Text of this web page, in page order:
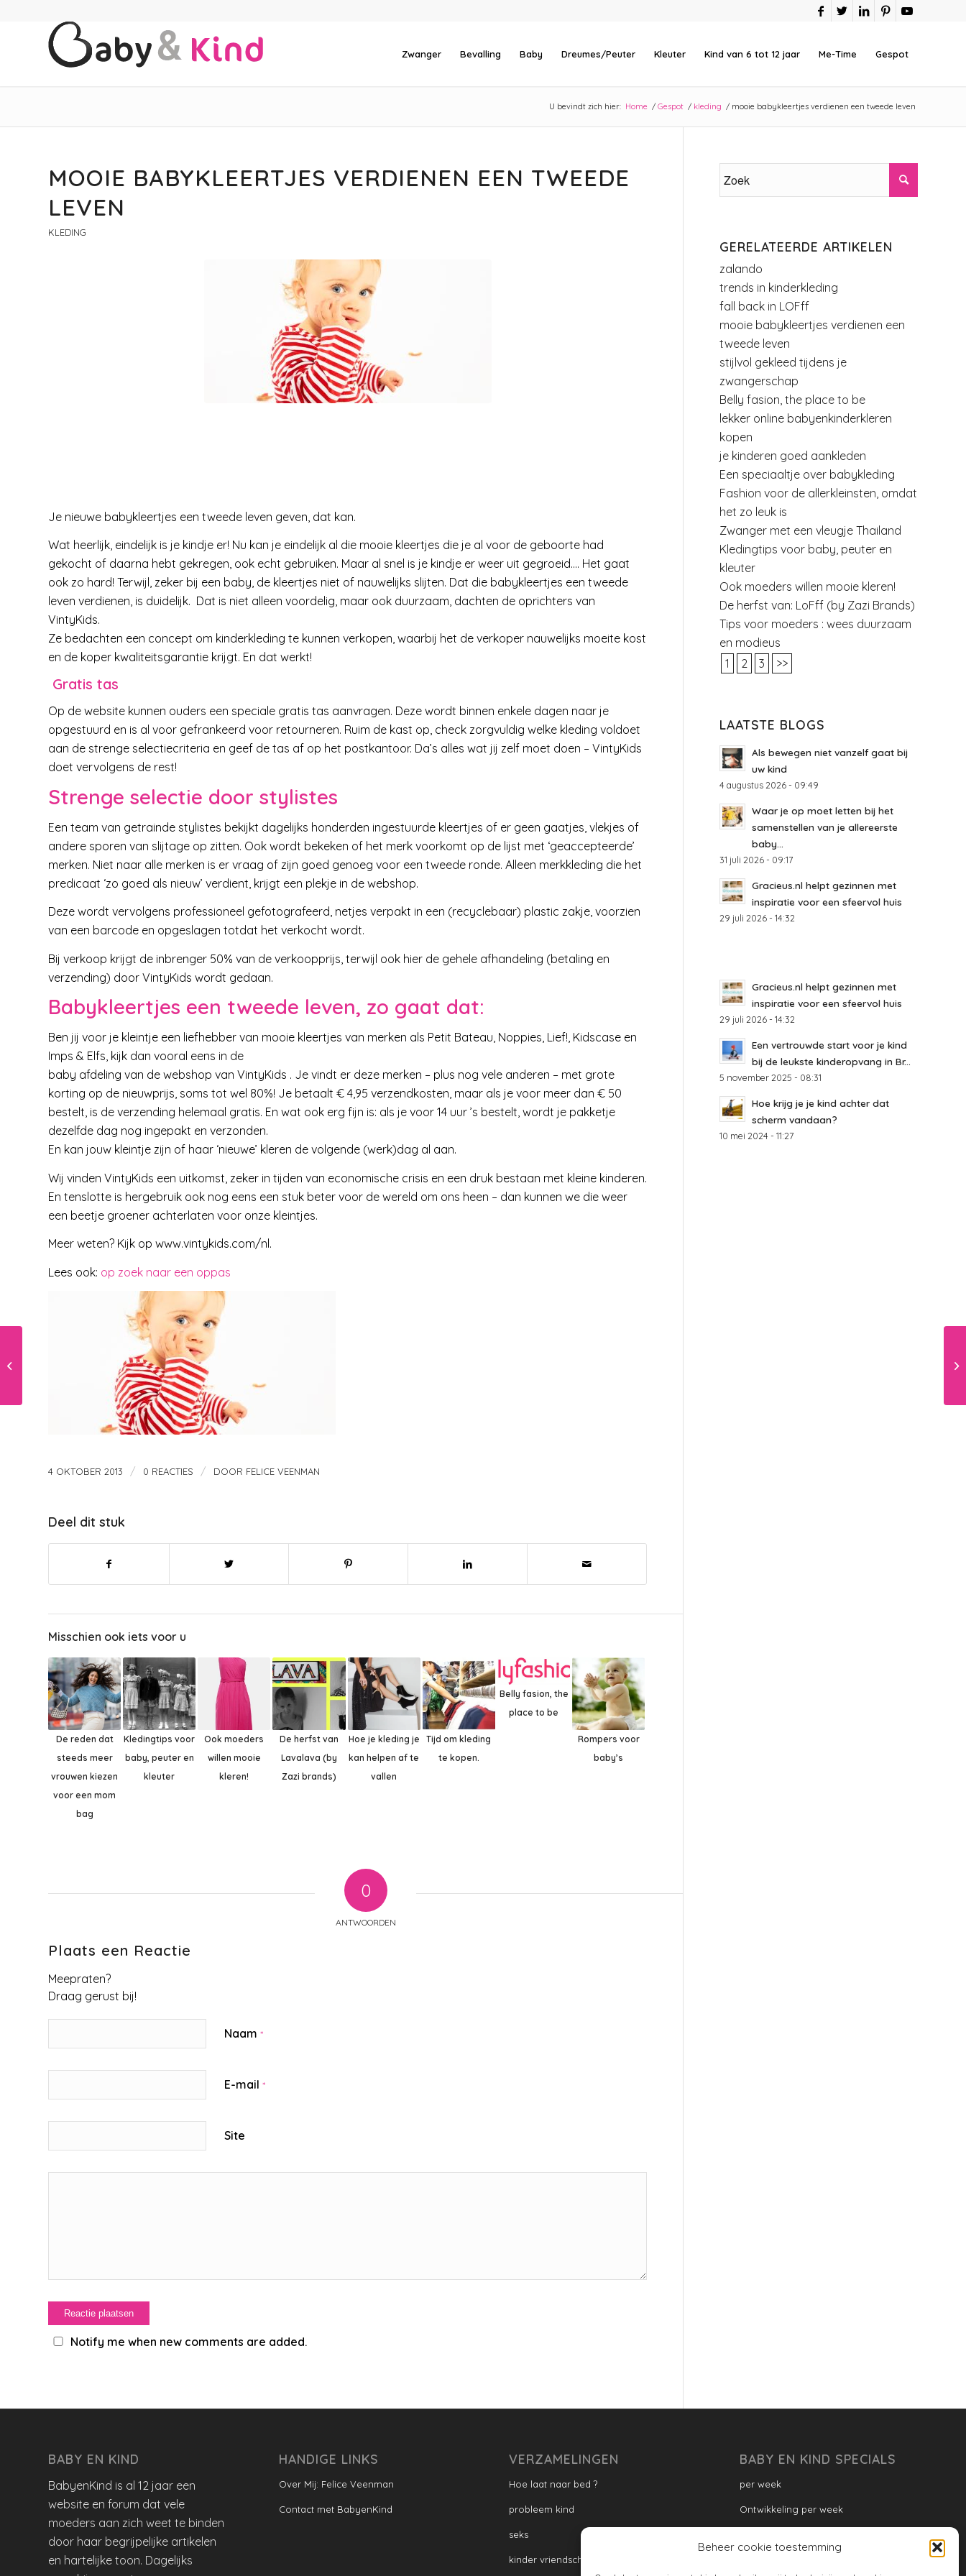
Beheer cookie toestemming
Zwanger Bevalling Baby Dreumes/Peuter Kleuter Kind van 6 tot 12 jaar Me-Time Gespot
U bevindt zich hier: Home / Gespot / kleding / mooie babykleertjes verdienen een tweede leven
MOOIE BABYKLEERTJES VERDIENEN EEN TWEEDE
LEVEN
KLEDING
Je nieuwe babykleertjes een tweede leven geven, dat kan.
Wat heerlijk, eindelijk is je kindje er! Nu kan je eindelijk al die mooie kleertjes die je al voor de geboorte had
gekocht of daarna hebt gekregen, ook echt gebruiken. Maar al snel is je kindje er weer uit gegroeid…. Het gaat
ook zo hard! Terwijl, zeker bij een baby, de kleertjes niet of nauwelijks slijten. Dat die babykleertjes een tweede
leven verdienen, is duidelijk. Dat is niet alleen voordelig, maar ook duurzaam, dachten de oprichters van
VintyKids.
Ze bedachten een concept om kinderkleding te kunnen verkopen, waarbij het de verkoper nauwelijks moeite kost
en de koper kwaliteitsgarantie krijgt. En dat werkt!
Gratis tas
Op de website kunnen ouders een speciale gratis tas aanvragen. Deze wordt binnen enkele dagen naar je
opgestuurd en is al voor gefrankeerd voor retourneren. Ruim de kast op, check zorgvuldig welke kleding voldoet
aan de strenge selectiecriteria en geef de tas af op het postkantoor. Da’s alles wat jij zelf moet doen – VintyKids
doet vervolgens de rest!
Strenge selectie door stylistes
Een team van getrainde stylistes bekijkt dagelijks honderden ingestuurde kleertjes of er geen gaatjes, vlekjes of
andere sporen van slijtage op zitten. Ook wordt bekeken of het merk voorkomt op de lijst met ‘geaccepteerde’
merken. Niet naar alle merken is er vraag of zijn goed genoeg voor een tweede ronde. Alleen merkkleding die het
predicaat ‘zo goed als nieuw’ verdient, krijgt een plekje in de webshop.
Deze wordt vervolgens professioneel gefotografeerd, netjes verpakt in een (recyclebaar) plastic zakje, voorzien
van een barcode en opgeslagen totdat het verkocht wordt.
Bij verkoop krijgt de inbrenger 50% van de verkoopprijs, terwijl ook hier de gehele afhandeling (betaling en
verzending) door VintyKids wordt gedaan.
Babykleertjes een tweede leven, zo gaat dat:
Ben jij voor je kleintje een liefhebber van mooie kleertjes van merken als Petit Bateau, Noppies, Lief!, Kidscase en
Imps & Elfs, kijk dan vooral eens in de
baby afdeling van de webshop van VintyKids . Je vindt er deze merken – plus nog vele anderen – met grote
korting op de nieuwprijs, soms tot wel 80%! Je betaalt € 4,95 verzendkosten, maar als je voor meer dan € 50
bestelt, is de verzending helemaal gratis. En wat ook erg fijn is: als je voor 14 uur ’s bestelt, wordt je pakketje
dezelfde dag nog ingepakt en verzonden.
En kan jouw kleintje zijn of haar ‘nieuwe’ kleren de volgende (werk)dag al aan.
Wij vinden VintyKids een uitkomst, zeker in tijden van economische crisis en een druk bestaan met kleine kinderen.
En tenslotte is hergebruik ook nog eens een stuk beter voor de wereld om ons heen – dan kunnen we die weer
een beetje groener achterlaten voor onze kleintjes.
Meer weten? Kijk op www.vintykids.com/nl.
Lees ook: op zoek naar een oppas
4 OKTOBER 2013 / 0 REACTIES / DOOR FELICE VEENMAN
Deel dit stuk
Misschien ook iets voor u
De reden dat
steeds meer
vrouwen kiezen
voor een mom
bag
Kledingtips voor
baby, peuter en
kleuter
Ook moeders
willen mooie
kleren!
De herfst van
Lavalava (by
Zazi brands)
Hoe je kleding je
kan helpen af te
vallen
Tijd om kleding
te kopen.
Belly fasion, the
place to be
Rompers voor
baby’s
0
ANTWOORDEN
Plaats een Reactie
Meepraten?
Draag gerust bij!
Naam *
E-mail *
Site
Notify me when new comments are added.
GERELATEERDE ARTIKELEN
zalando
trends in kinderkleding
fall back in LOFff
mooie babykleertjes verdienen een
tweede leven
stijlvol gekleed tijdens je
zwangerschap
Belly fasion, the place to be
lekker online babyenkinderkleren
kopen
je kinderen goed aankleden
Een speciaaltje over babykleding
Fashion voor de allerkleinsten, omdat
het zo leuk is
Zwanger met een vleugje Thailand
Kledingtips voor baby, peuter en
kleuter
Ook moeders willen mooie kleren!
De herfst van: LoFff (by Zazi Brands)
Tips voor moeders : wees duurzaam
en modieus
1
2 3 >>
LAATSTE BLOGS
Als bewegen niet vanzelf gaat bij
uw kind
4 augustus 2026 - 09:49
Waar je op moet letten bij het
samenstellen van je allereerste
baby...
31 juli 2026 - 09:17
Gracieus.nl helpt gezinnen met
inspiratie voor een sfeervol huis
29 juli 2026 - 14:32
Gracieus.nl helpt gezinnen met
inspiratie voor een sfeervol huis
29 juli 2026 - 14:32
Een vertrouwde start voor je kind
bij de leukste kinderopvang in Br...
5 november 2025 - 08:31
Hoe krijg je je kind achter dat
scherm vandaan?
10 mei 2024 - 11:27
BABY EN KIND
BabyenKind is al 12 jaar een
website en forum dat vele
moeders aan zich weet te binden
door haar begrijpelijke artikelen
en hartelijke toon. Dagelijks
HANDIGE LINKS
Over Mij: Felice Veenman
Contact met BabyenKind
VERZAMELINGEN
Hoe laat naar bed ?
probleem kind
seks
kinder vriendschap
BABY EN KIND SPECIALS
per week
Ontwikkeling per week